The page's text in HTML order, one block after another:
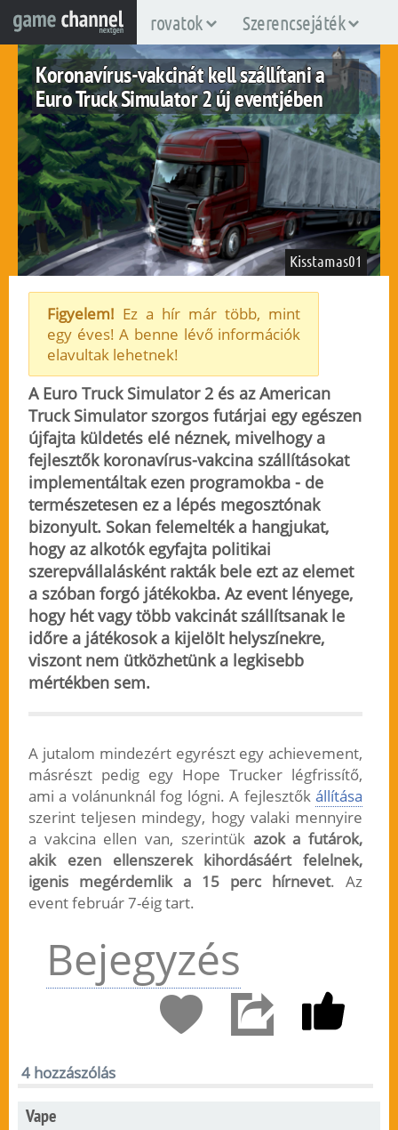
rovatok Szerencsejáték
Koronavírus-vakcinát kell szállítani a
Euro Truck Simulator 2 új eventjében
pc
Kisstamas01
Figyelem! Ez a hír már több, mint
egy éves! A benne lévő információk
elavultak lehetnek!
A Euro Truck Simulator 2 és az American
Truck Simulator szorgos futárjai egy egészen
újfajta küldetés elé néznek, mivelhogy a
fejlesztők koronavírus-vakcina szállításokat
implementáltak ezen programokba - de
természetesen ez a lépés megosztónak
bizonyult. Sokan felemelték a hangjukat,
hogy az alkotók egyfajta politikai
szerepvállalásként rakták bele ezt az elemet
a szóban forgó játékokba. Az event lényege,
hogy hét vagy több vakcinát szállítsanak le
időre a játékosok a kijelölt helyszínekre,
viszont nem ütközhetünk a legkisebb
mértékben sem.
A jutalom mindezért egyrészt egy achievement,
másrészt pedig egy Hope Trucker légfrissítő,
ami a volánunknál fog lógni. A fejlesztőkállítása
szerint teljesen mindegy, hogy valaki mennyire
a vakcina ellen van, szerintük azok a futárok,
akik ezen ellenszerek kihordásáért felelnek,
igenis megérdemlik a 15 perc hírnevet. Az
event február 7-éig tart.
Bejegyzés
4 hozzászólás
Vape